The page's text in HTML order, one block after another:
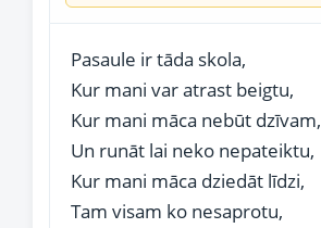
Pasaule ir tāda skola,
Kur mani var atrast beigtu,
Kur mani māca nebūt dzīvam,
Un runāt lai neko nepateiktu,
Kur mani māca dziedāt līdzi,
Tam visam ko nesaprotu,